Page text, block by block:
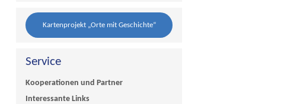
Kartenprojekt „Orte mit Geschichte“
Service
Kooperationen und Partner
Interessante Links